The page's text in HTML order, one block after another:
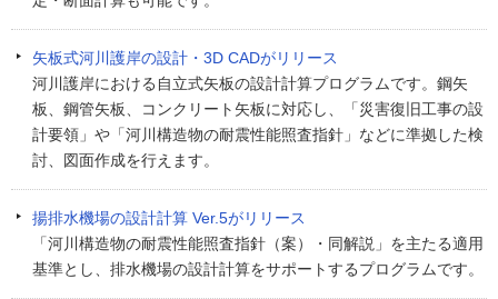
矢板式河川護岸の設計・3D CADがリリース
河川護岸における自立式矢板の設計計算プログラムです。鋼矢
板、鋼管矢板、コンクリート矢板に対応し、「災害復旧工事の設
計要領」や「河川構造物の耐震性能照査指針」などに準拠した検
討、図面作成を行えます。
揚排水機場の設計計算 Ver.5がリリース
「河川構造物の耐震性能照査指針（案）・同解説」を主たる適用
基準とし、排水機場の設計計算をサポートするプログラムです。